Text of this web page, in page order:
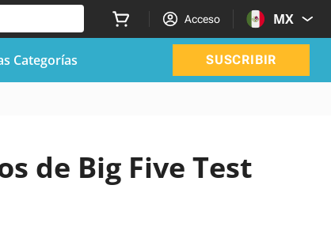
Acceso MX
Categorías SUSCRIBIR
de Big Five Test